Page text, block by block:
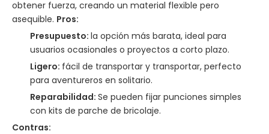
obtener fuerza, creando un material flexible pero
asequible. Pros:
Presupuesto: la opción más barata, ideal para
usuarios ocasionales o proyectos a corto plazo.
Ligero: fácil de transportar y transportar, perfecto
para aventureros en solitario.
Reparabilidad: Se pueden fijar punciones simples
con kits de parche de bricolaje.
Contras: